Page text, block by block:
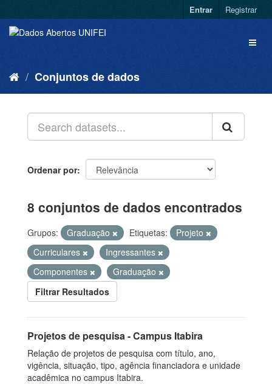
Entrar Registrar
Conjuntos de dados
Ordenar por
8 conjuntos de dados encontrados
Grupos: Graduação Etiquetas:
Projeto
Curriculares
Ingressantes
Componentes
Graduação
Filtrar Resultados
Projetos de pesquisa - Campus Itabira
Relação de projetos de pesquisa com título, ano,
vigência, situação, tipo, agência financiadora e unidade
acadêmica no campus Itabira.